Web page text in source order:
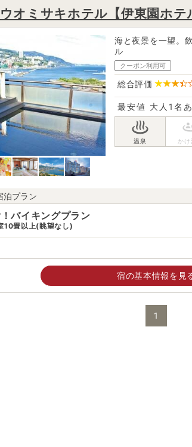
オミサキホテル【伊東園ホテ
海と夜景を一望。
ル
クーポン利用可
総合評価
最安値 大人1名
泊プラン
バイキングプラン
10畳以上(眺望なし)
宿の基本情報を見
1